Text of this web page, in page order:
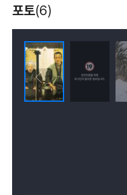
포토(6)